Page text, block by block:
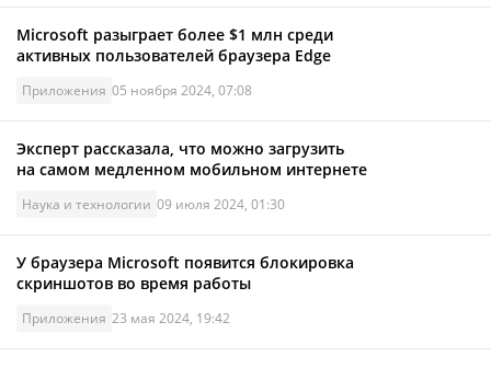
Microsoft разыграет более $1 млн среди
активных пользователей браузера Edge
Приложения 05 ноября 2024, 07:08
Эксперт рассказала, что можно загрузить
на самом медленном мобильном интернете
Наука и технологии 09 июля 2024, 01:30
У браузера Microsoft появится блокировка
скриншотов во время работы
Приложения 23 мая 2024, 19:42